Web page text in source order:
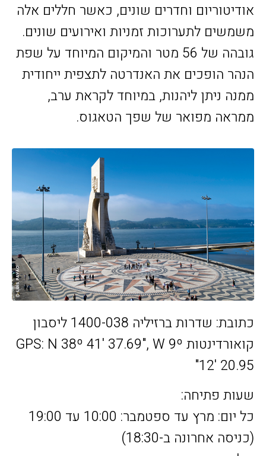
אודיטוריום וחדרים שונים, כאשר חללים אלה
משמשים לתערוכות זמניות ואירועים שונים.
גובהה של 56 מטר והמיקום המיוחד על שפת
הנהר הופכים את האנדרטה לתצפית ייחודית
ממנה ניתן ליהנות, במיוחד לקראת ערב,
ממראה מפואר של שפך הטאגוס.
כתובת: שדרות ברזיליה 1400-038 ליסבון
קואורדינטות GPS: N 38º 41' 37.69", W 9º
12' 20.95"
שעות פתיחה:
כל יום: מרץ עד ספטמבר: 10:00 עד 19:00
(כניסה אחרונה ב-18:30)